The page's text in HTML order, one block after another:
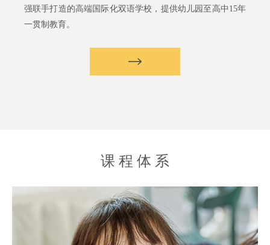
强联手打造的高端国际化双语学校， 提供幼儿园至高中15年
一贯制教育。
学
课程体 系